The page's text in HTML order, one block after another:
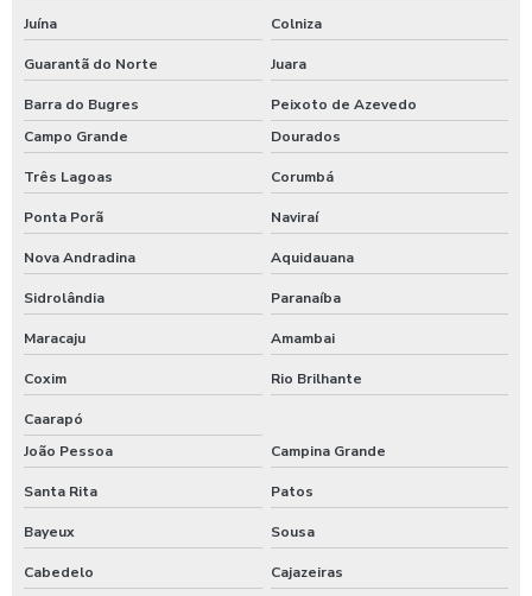
Juína Colniza
Guarantã do Norte Juara
Barra do Bugres
Peixoto de Azevedo
Campo Grande
Dourados
Três Lagoas Corumbá
Ponta Porã Naviraí
Nova Andradina Aquidauana
Sidrolândia Paranaíba
Maracaju Amambai
Coxim Rio Brilhante
Caarapó
João Pessoa
Campina Grande
Santa Rita Patos
Bayeux Sousa
Cabedelo Cajazeiras